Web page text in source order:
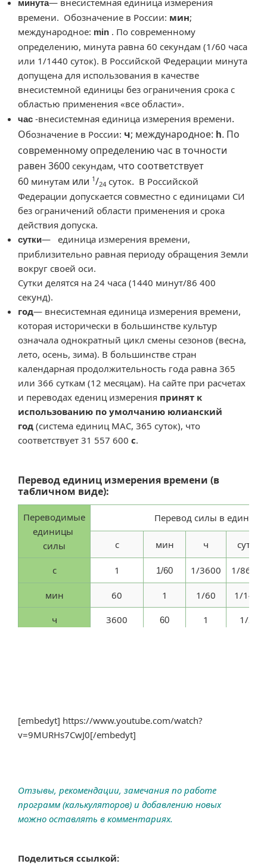
минута
времени. Обозначение в России: мин;
международное: min . По современному
определению, минута равна 60 секундам (1/60 часа
или 1/1440 суток). В Российской Федерации минута
допущена для использования в качестве
внесистемной единицы без ограничения срока с
областью применения «все области».
час -внесистемная единица измерения времени.
Обозначение в России: ч; международное: h. По
современному определению час в точности
равен 3600 секундам, что соответствует
60 минутам или 1/24 суток. В Российской
Федерации допускается совместно с единицами СИ
без ограничений области применения и срока
действия допуска.
сутки— единица измерения времени,
приблизительно равная периоду обращения Земли
вокруг своей оси.
Сутки делятся на 24 часа (1440 минут/86 400
секунд).
год— внесистемная единица измерения времени,
которая исторически в большинстве культур
означала однократный цикл смены сезонов (весна,
лето, осень, зима). В большинстве стран
календарная продолжительность года равна 365
или 366 суткам (12 месяцам). На сайте при расчетах
и переводах едениц измерения принят к
использованию по умолчанию юлианский
год (система единиц МАС, 365 суток), что
соответствует 31 557 600 с.
Перевод единиц измерения времени (в
табличном виде):
Переводимые
единицы
силы
Перевод силы в
с мин ч сутки
с 1 1/60 1/3600 1/86400
мин 60 1 1/60 1/1440
ч 3600 60 1 1/24
[embedyt] https://www.youtube.com/watch?
v=9MURHs7CwJ0[/embedyt]
Отзывы, рекомендации, замечания по работе
программ (калькуляторов) и добавлению новых
можно оставлять в комментариях.
Поделиться ссылкой: